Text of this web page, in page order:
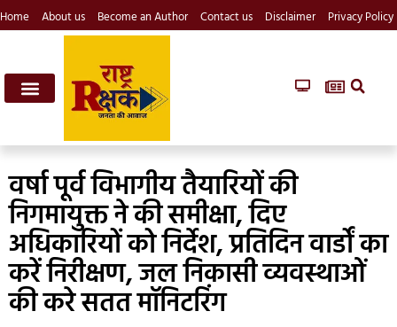
Home About us Become an Author Contact us Disclaimer Privacy Policy
वर्षा पूर्व विभागीय तैयारियों की
निगमायुक्त ने की समीक्षा, दिए
अधिकारियों को निर्देश, प्रतिदिन वार्डों का
करें निरीक्षण, जल निकासी व्यवस्थाओं
की करे सतत मॉनिटरिंग